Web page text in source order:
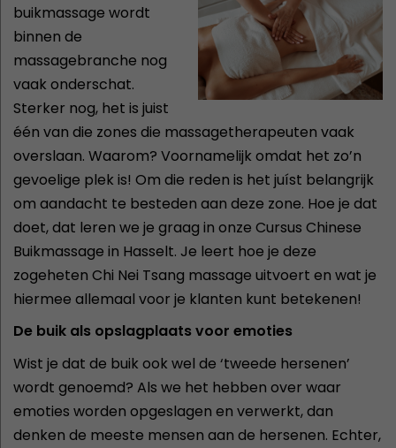
buikmassage wordt
binnen de
massagebranche nog
vaak onderschat.
Sterker nog, het is juist
één van die zones die massagetherapeuten vaak
overslaan. Waarom? Voornamelijk omdat het zo’n
gevoelige plek is! Om die reden is het juíst belangrijk
om aandacht te besteden aan deze zone. Hoe je dat
doet, dat leren we je graag in onze Cursus Chinese
Buikmassage in Hasselt. Je leert hoe je deze
zogeheten Chi Nei Tsang massage uitvoert en wat je
hiermee allemaal voor je klanten kunt betekenen!
De buik als opslagplaats voor emoties
Wist je dat de buik ook wel de ‘tweede hersenen’
wordt genoemd? Als we het hebben over waar
emoties worden opgeslagen en verwerkt, dan
denken de meeste mensen aan de hersenen. Echter,